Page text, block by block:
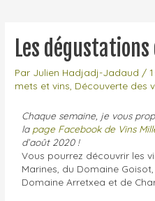
Les
Par Julien Hadjadj-Jadaud /
mets et vins Découverte des
Chaque semaine, je vous
la page Facebook de Vins
d’août 2020 !
Vous pourrez découvrir les
Marines, du Domaine
Domaine Arretxea et de